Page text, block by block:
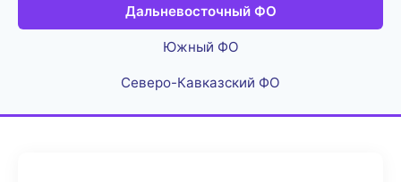
Дальневосточный ФО
Южный ФО
Северо-Кавказский ФО